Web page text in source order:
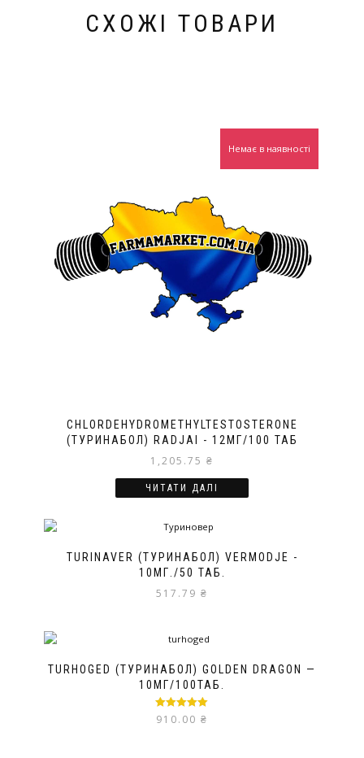
СХОЖІ ТОВАРИ
CHLORDEHYDROMETHYLTESTOSTERONE
(ТУРИНАБОЛ) RADJAI - 12МГ/100 ТАБ
1,205.75 ₴
Немає в наявності
ЧИТАТИ ДАЛІ
TURINAVER (ТУРИНАБОЛ) VERMODJE -
10МГ./50 ТАБ.
517.79 ₴
TURHOGED (ТУРИНАБОЛ) GOLDEN DRAGON —
10МГ/100ТАБ.
Оцінено в
5.00 з 5
910.00 ₴